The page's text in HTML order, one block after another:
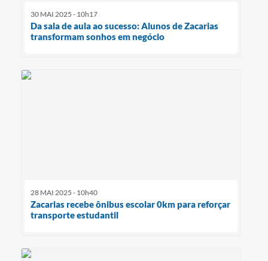
30 MAI 2025 - 10h17
Da sala de aula ao sucesso: Alunos de Zacarias
transformam sonhos em negócio
28 MAI 2025 - 10h40
Zacarias recebe ônibus escolar 0km para reforçar
transporte estudantil